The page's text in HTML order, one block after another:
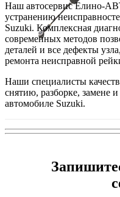
Наш автосервис Елино-
устранению
Suzuki. Комплексная
современных методов
деталей и все дефекты
ремонта неисправной
Наши специалисты
снятию, разборке, замене
автомобиле Suzuki.